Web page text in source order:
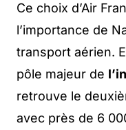
Ce choix d’Air
l’importance de
transport aérien.
pôle majeur de
retrouve le
avec près de 6